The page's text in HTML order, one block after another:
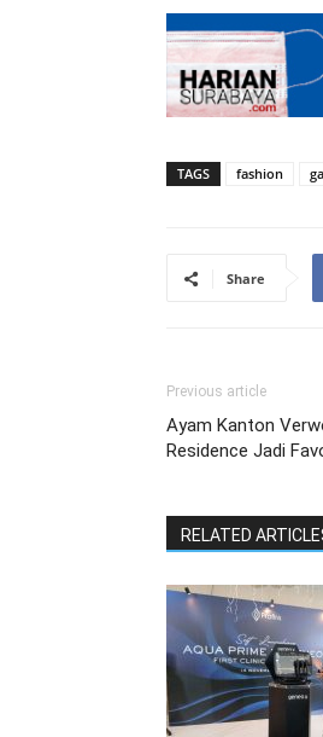
TAGS fashion
Share
Previous article
Ayam Kanton
Residence Jadi
RELATED